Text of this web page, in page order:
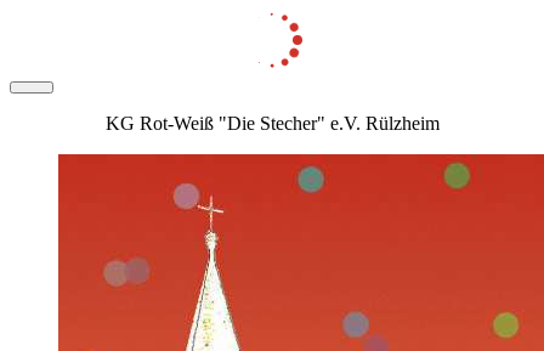
KG Rot-Weiß "Die Stecher" e.V. Rülzheim